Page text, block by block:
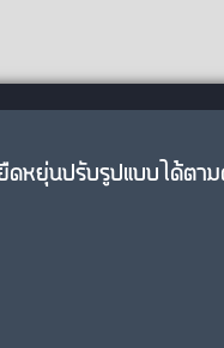
ดหยุ่นปรับรูปแบบได้ตา